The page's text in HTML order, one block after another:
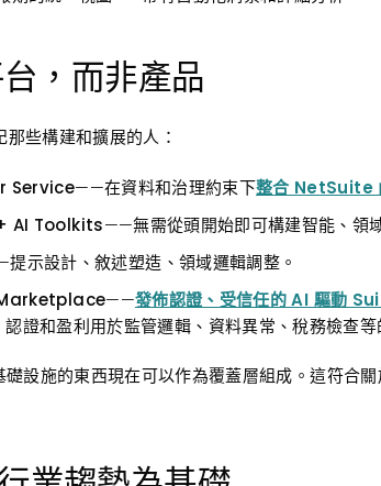
，而非產品
些構建和擴展的人：
Service——在資料和治理約束下整合 NetSuite
AI Toolkits——無需從頭開始即可構建智能、領
示設計、敘述塑造、領域邏輯調整。
——發佈認證、受信任的 AI 驅動
證和盈利用於監管邏輯、資料異常、稅務檢查等
礎設施的東西現在可以作為覆蓋層組成。這符合